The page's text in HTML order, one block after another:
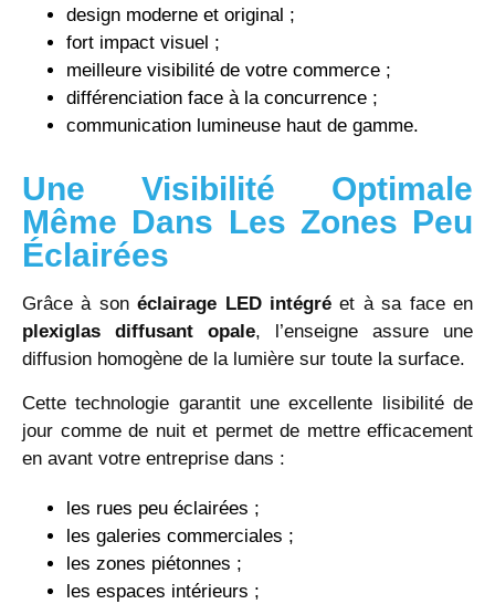
design moderne et original ;
fort impact visuel ;
meilleure visibilité de votre commerce ;
différenciation face à la concurrence ;
communication lumineuse haut de gamme.
Une Visibilité Optimale
Même Dans Les Zones Peu
Éclairées
Grâce à sonéclairage LED intégré et à sa face en
plexiglas diffusant opale, l’enseigne assure une
diffusion homogène de la lumière sur toute la surface.
Cette technologie garantit une excellente lisibilité de
jour comme de nuit et permet de mettre efficacement
en avant votre entreprise dans :
les rues peu éclairées ;
les galeries commerciales ;
les zones piétonnes ;
les espaces intérieurs ;